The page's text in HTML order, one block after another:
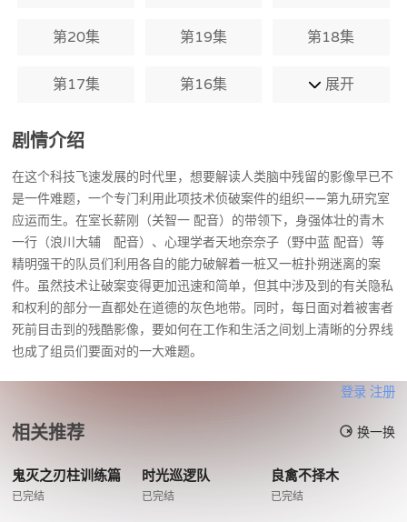
第20集 第19集 第18集
第17集 第16集 展开
剧情介绍
在这个科技飞速发展的时代里，想要解读人类脑中残留的影像早已不
是一件难题，一个专门利用此项技术侦破案件的组织——第九研究室
应运而生。在室长薪刚（关智一 配音）的带领下，身强体壮的青木
一行（浪川大辅 配音）、心理学者天地奈奈子（野中蓝 配音）等
精明强干的队员们利用各自的能力破解着一桩又一桩扑朔迷离的案
件。虽然技术让破案变得更加迅速和简单，但其中涉及到的有关隐私
和权利的部分一直都处在道德的灰色地带。同时，每日面对着被害者
死前目击到的残酷影像，要如何在工作和生活之间划上清晰的分界线
也成了组员们要面对的一大难题。
登录 注册
相关推荐 换一换
鬼灭之刃柱训练篇
已完结
时光巡逻队
已完结
良禽不择木
已完结